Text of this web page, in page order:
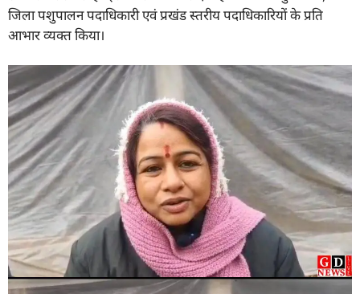
जिला पशुपालन पदाधिकारी एवं प्रखंड स्तरीय पदाधिकारियों के प्रति
आभार व्यक्त किया।